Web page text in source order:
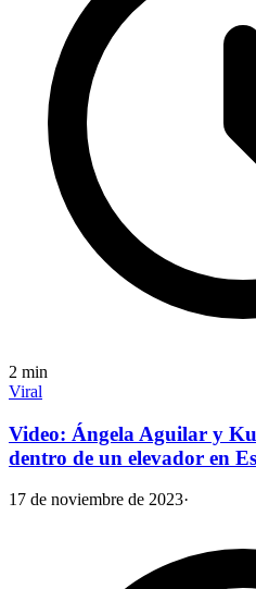
2 min
Viral
Video: Ángela Aguilar y
dentro de un elevador en
17 de noviembre de 2023·